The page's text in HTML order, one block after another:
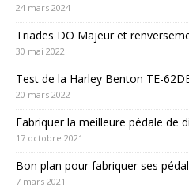
24 mars 2024
Triades DO Majeur et
30 mai 2022
Test de la Harley Benton TE-
20 mars 2022
Fabriquer la meilleure pédale de
17 octobre 2021
Bon plan pour fabriquer ses
7 mars 2021